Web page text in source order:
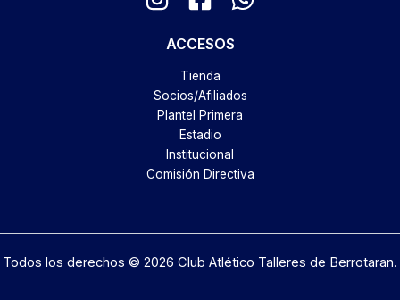
ACCESOS
Tienda
Socios/Afiliados
Plantel Primera
Estadio
Institucional
Comisión Directiva
Todos los derechos © 2026 Club Atlético Talleres de Berrotaran.